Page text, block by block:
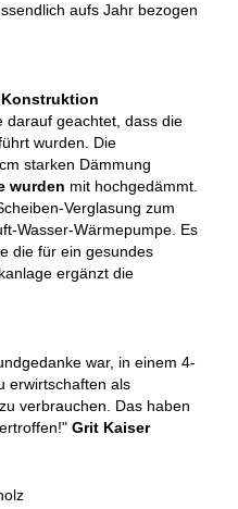
aufs Jahr bezogen
Konstruktion
darauf geachtet, dass die
wurden. Die
starken Dämmung
wurden mit hochgedämmt.
Verglasung zum
Wasser-Wärmepumpe. Es
die für ein gesundes
ergänzt die
war, in einem 4-
erwirtschaften als
verbrauchen. Das haben
Grit Kaiser